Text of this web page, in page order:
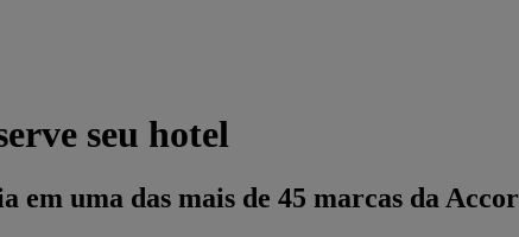
seu hotel
em uma das mais de 45 marcas da Accor